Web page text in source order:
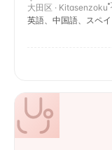
大田区 · Kitasenzoku
英語、中国語、スペ